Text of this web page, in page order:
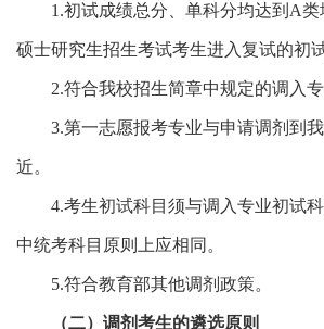
1.初试成绩总分、单科分均达到A类
硕士研究生招生考试考生进入复试的初
2.符合我校招生简章中规定的调入专
3.第一志愿报考专业与申请调剂到
近。
4.考生初试科目须与调入专业初试
中统考科目原则上应相同。
5.符合教育部其他调剂政策。
（二） 调剂考生的遴选原则